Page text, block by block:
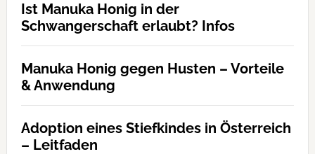
Ist Manuka Honig in der
Schwangerschaft erlaubt? Infos
Manuka Honig gegen Husten – Vorteile
& Anwendung
Adoption eines Stiefkindes in Österreich
– Leitfaden